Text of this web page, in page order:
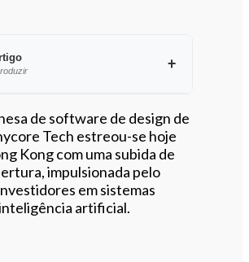
Ouvir este artigo
de software de design de
Tech estreou-se hoje
Kong com uma subida de
impulsionada pelo
em sistemas
artificial.